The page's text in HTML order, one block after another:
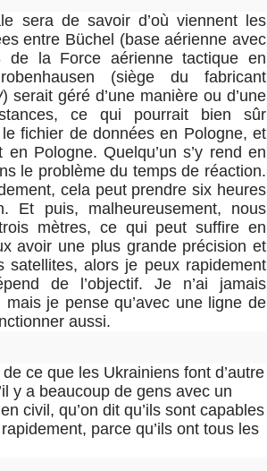
sera de savoir d’où viennent les
entre Büchel (base aérienne avec
de la Force aérienne tactique en
(siège du fabricant
) serait géré d’une manière ou d’une
ce qui pourrait bien sûr
fichier de données en Pologne, et
Pologne. Quelqu’un s’y rend en
le problème du temps de réaction.
cela peut prendre six heures
Et puis, malheureusement, nous
mètres, ce qui peut suffire en
avoir une plus grande précision et
satellites, alors je peux rapidement
de l’objectif. Je n’ai jamais
je pense qu’avec une ligne de
aussi.
ce que les Ukrainiens font d’autre
y a beaucoup de gens avec un
civil, qu’on dit qu’ils sont capables
parce qu’ils ont tous les